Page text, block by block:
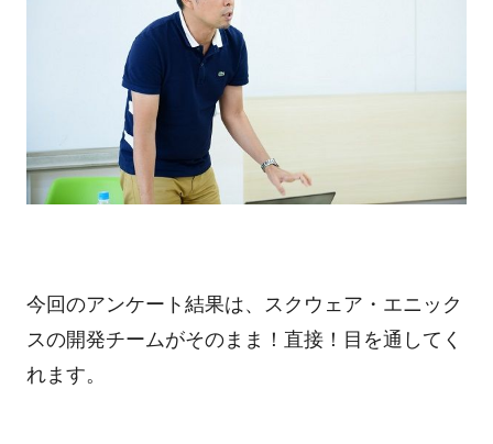
今回のアンケート結果は、スクウェア・エニック
スの開発チームがそのまま！直接！目を通してく
れます。